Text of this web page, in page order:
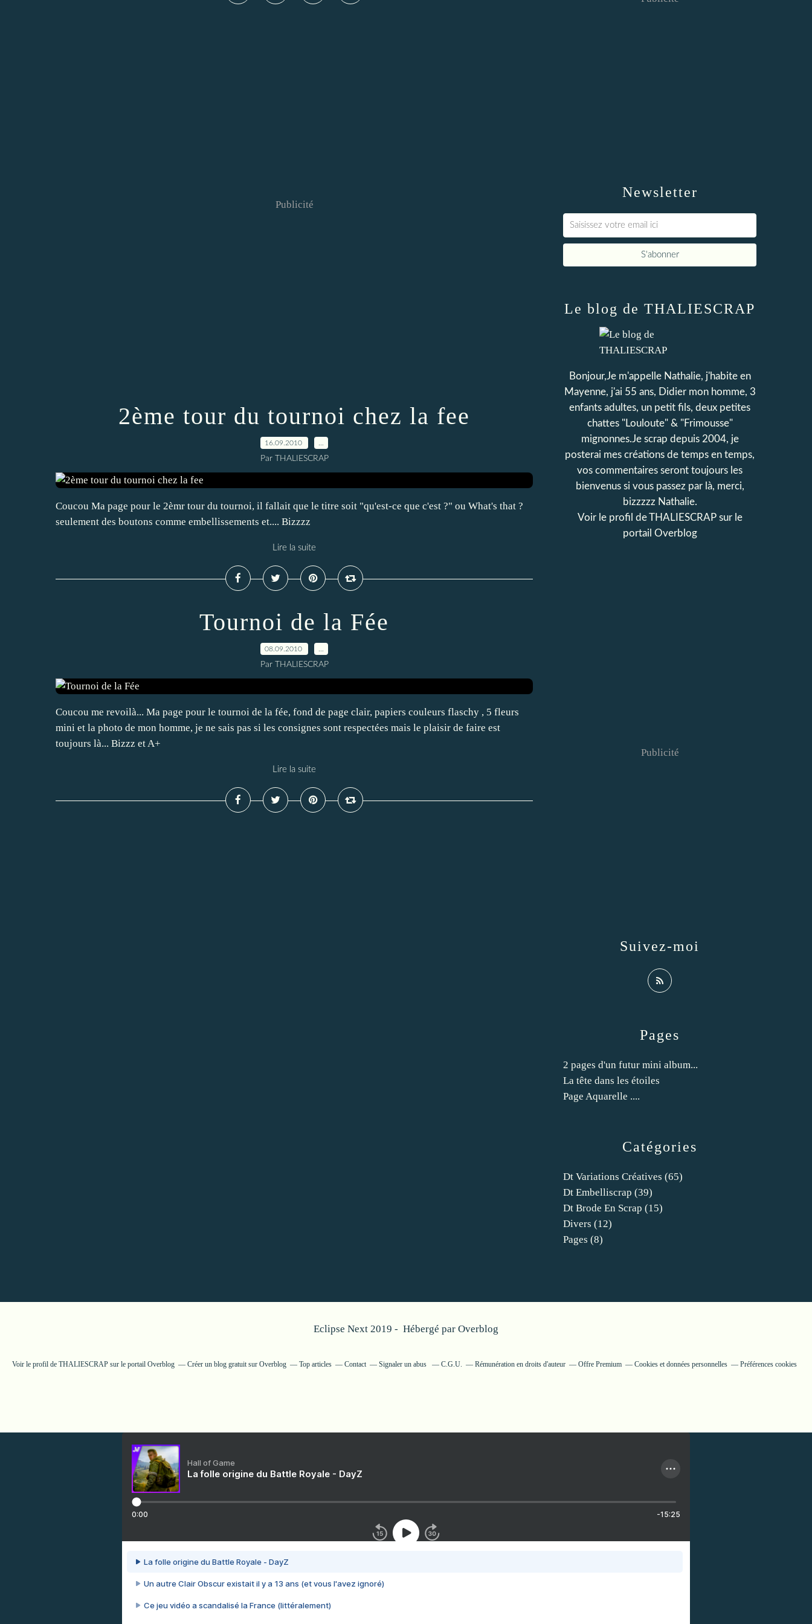
Publicité
2ème tour du tournoi chez la fee
16.09.2010
Par THALIESCRAP
Coucou Ma page pour le 2èmr tour du tournoi, il fallait que le titre soit "qu'est-ce que c'est ?" ou What's that ?
seulement des boutons comme embellissements et.... Bizzzz
Lire la suite
Tournoi de la Fée
08.09.2010
Par THALIESCRAP
Coucou me revoilà... Ma page pour le tournoi de la fée, fond de page clair, papiers couleurs flaschy , 5 fleurs
mini et la photo de mon homme, je ne sais pas si les consignes sont respectées mais le plaisir de faire est
toujours là... Bizzz et A+
Lire la suite
Newsletter
Catégories
Dt Variations Créatives (65)
Dt Embelliscrap (39)
Dt Brode En Scrap (15)
Divers (12)
Pages (8)
Pages
2 pages d'un futur mini album...
La tête dans les étoiles
Page Aquarelle ....
Le blog de THALIESCRAP
Bonjour,Je m'appelle Nathalie, j'habite en
Mayenne, j'ai 55 ans, Didier mon homme, 3
enfants adultes, un petit fils, deux petites
chattes "Louloute" & "Frimousse"
mignonnes.Je scrap depuis 2004, je
posterai mes créations de temps en temps,
vos commentaires seront toujours les
bienvenus si vous passez par là, merci,
bizzzzz Nathalie.
Voir le profil deTHALIESCRAPsur le
portail Overblog
Suivez-moi
Publicité
Eclipse Next 2019 - Hébergé par Overblog
Voir le profil de THALIESCRAPsur le portail Overblog Créer un blog gratuit sur Overblog Top articles Contact Signaler un abus C.G.U. Rémunération en droits d'auteur Offre Premium Cookies et données personnelles Préférences cookies
Hall of Game
La folle origine du Battle Royale - DayZ
0:00 -15:25
La folle origine du Battle Royale - DayZ
Un autre Clair Obscur existait il y a 13 ans (et vous l'avez ignoré)
Ce jeu vidéo a scandalisé la France (littéralement)